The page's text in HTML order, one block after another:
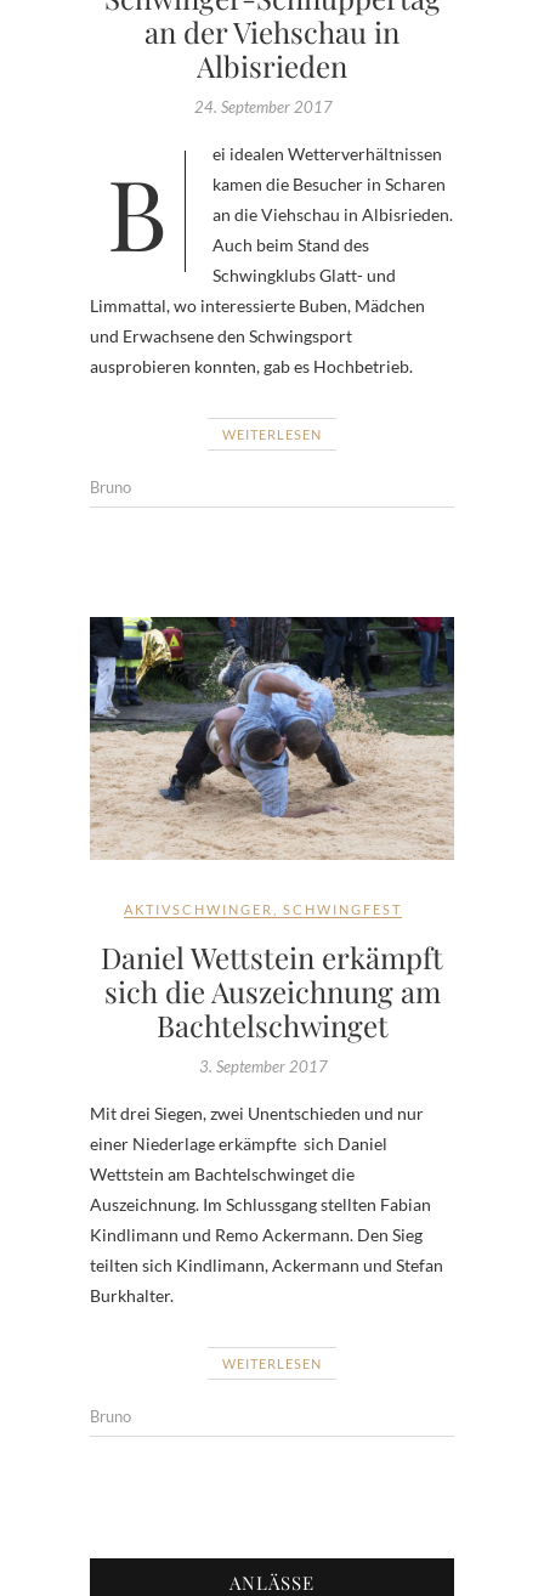
an der Viehschau in
Albisrieden
24. September 2017
Bei idealen Wetterverhältnissen
kamen die Besucher in Scharen
an die Viehschau in Albisrieden.
Auch beim Stand des
Schwingklubs Glatt- und
Limmattal, wo interessierte Buben, Mädchen
und Erwachsene den Schwingsport
ausprobieren konnten, gab es Hochbetrieb.
WEITERLESEN
Bruno
AKTIVSCHWINGER SCHWINGFEST
Daniel Wettstein erkämpft
sich die Auszeichnung am
Bachtelschwinget
3. September 2017
Mit drei Siegen, zwei Unentschieden und nur
einer Niederlage erkämpfte sich Daniel
Wettstein am Bachtelschwinget die
Auszeichnung. Im Schlussgang stellten Fabian
Kindlimann und Remo Ackermann. Den Sieg
teilten sich Kindlimann, Ackermann und Stefan
Burkhalter.
WEITERLESEN
Bruno
ANLÄSSE